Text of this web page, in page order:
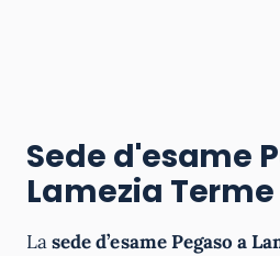
Sede d'esame
Lamezia Terme
Lasede d’esame Pegaso a